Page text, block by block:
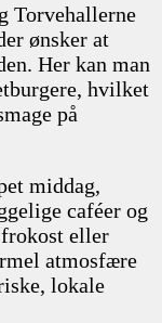
Torvehallerne
ønsker at
Her kan man
hvilket
på
middag,
caféer og
eller
atmosfære
lokale